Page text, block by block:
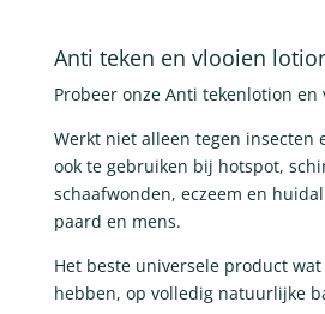
Anti teken en vlooien
Probeer onze Anti tekenlotion en
Werkt niet alleen tegen insecten
ook te gebruiken bij hotspot,
schaafwonden, eczeem en
paard en mens.
Het beste universele product
hebben, op volledig natuurlijke